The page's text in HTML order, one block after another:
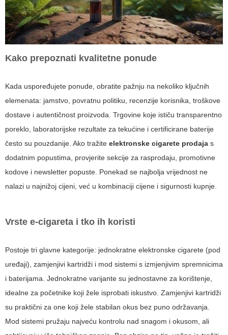
Kako prepoznati kvalitetne ponude
Kada uspoređujete ponude, obratite pažnju na nekoliko ključnih
elemenata: jamstvo, povratnu politiku, recenzije korisnika, troškove
dostave i autentičnost proizvoda. Trgovine koje ističu transparentno
poreklo, laboratorijske rezultate za tekućine i certificirane baterije
često su pouzdanije. Ako tražite elektronske cigarete prodaja s
dodatnim popustima, provjerite sekcije za rasprodaju, promotivne
kodove i newsletter popuste. Ponekad se najbolja vrijednost ne
nalazi u najnižoj cijeni, već u kombinaciji cijene i sigurnosti kupnje.
Vrste e-cigareta i tko ih koristi
Postoje tri glavne kategorije: jednokratne elektronske cigarete (pod
uređaji), zamjenjivi kartridži i mod sistemi s izmjenjivim spremnicima
i baterijama. Jednokratne varijante su jednostavne za korištenje,
idealne za početnike koji žele isprobati iskustvo. Zamjenjivi kartridži
su praktični za one koji žele stabilan okus bez puno održavanja.
Mod sistemi pružaju najveću kontrolu nad snagom i okusom, ali